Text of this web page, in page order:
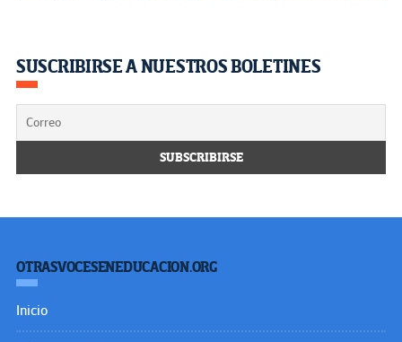
SUSCRIBIRSE A NUESTROS BOLETINES
OTRASVOCESENEDUCACION.ORG
Inicio